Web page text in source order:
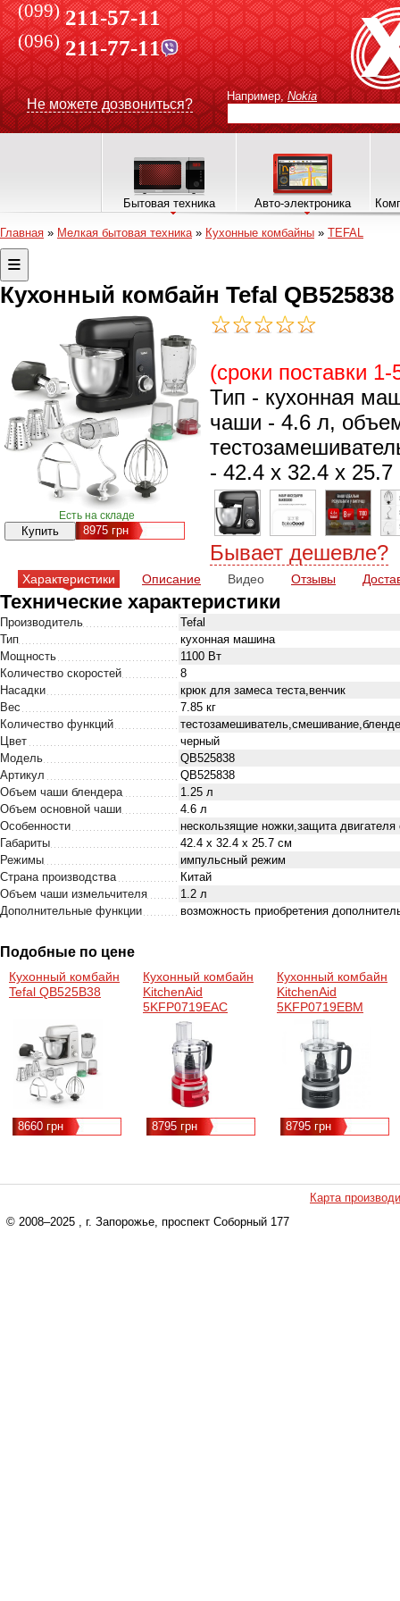
(099) 211-57-11
(096)211-77-11
Не можете дозвониться?
Например, Nokia
Бытовая техника Авто-электроника
Главная » Мелкая бытовая техника» Кухонные комбайны » TEFAL
Кухонный комбайн Tefal QB525838
Есть на складе
8975 грн
(сроки поставки
Тип - кухонная
чаши - 4.6 л,
- 42.4 х 32.4 х
Бывает дешевле?
Характеристики Описание Видео Отзывы
Технические характеристики
Производитель
Tefal
Тип
кухонная машина
Мощность
1100 Вт
Количество скоростей
8
Насадки
крюк для замеса теста,венчик
Вес
7.85 кг
Количество функций
Цвет
черный
Модель
QB525838
Артикул
QB525838
Объем чаши блендера
1.25 л
Объем основной чаши
4.6 л
Особенности
нескользящие ножки,защита двигателя
Габариты
42.4 х 32.4 х 25.7 см
Режимы
импульсный режим
Страна производства
Китай
Объем чаши измельчителя
1.2 л
Дополнительные функции
возможность приобретения
Подобные по цене
Кухонный комбайн
Tefal QB525B38
8660 грн
Кухонный комбайн
KitchenAid
5KFP0719EAC
8795 грн
Кухонный комбайн
KitchenAid
5KFP0719EBM
8795 грн
Карта
© 2008–2025 , г. Запорожье, проспект Соборный 177